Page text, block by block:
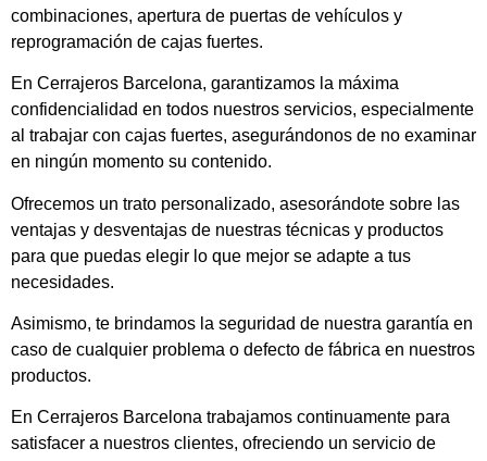
combinaciones, apertura de puertas de vehículos y
reprogramación de cajas fuertes.
En Cerrajeros Barcelona, garantizamos la máxima
confidencialidad en todos nuestros servicios, especialmente
al trabajar con cajas fuertes, asegurándonos de no examinar
en ningún momento su contenido.
Ofrecemos un trato personalizado, asesorándote sobre las
ventajas y desventajas de nuestras técnicas y productos
para que puedas elegir lo que mejor se adapte a tus
necesidades.
Asimismo, te brindamos la seguridad de nuestra garantía en
caso de cualquier problema o defecto de fábrica en nuestros
productos.
En Cerrajeros Barcelona trabajamos continuamente para
satisfacer a nuestros clientes, ofreciendo un servicio de